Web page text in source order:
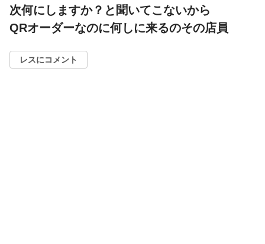
次何にしますか？と聞いてこないから
QRオーダーなのに何しに来るのその店員
レスにコメント